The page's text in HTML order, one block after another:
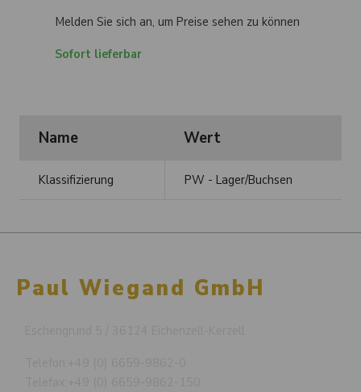
Melden Sie sich an, um Preise sehen zu können
Sofort lieferbar
Name Wert
Klassifizierung PW - Lager/Buchsen
Paul Wiegand GmbH